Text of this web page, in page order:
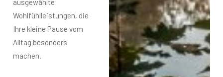
ausgewählte
Wohlfühlleistungen, die
Ihre kleine Pause vom
Alltag besonders
machen.